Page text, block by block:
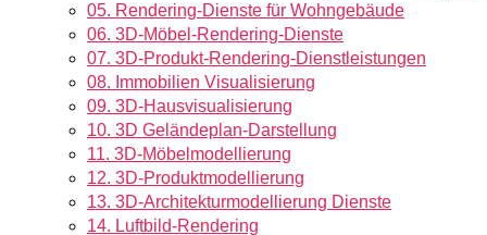
05. Rendering-Dienste für Wohngebäude
06. 3D-Möbel-Rendering-Dienste
07. 3D-Produkt-Rendering-Dienstleistungen
08. Immobilien Visualisierung
09. 3D-Hausvisualisierung
10. 3D Geländeplan-Darstellung
11. 3D-Möbelmodellierung
12. 3D-Produktmodellierung
13. 3D-Architekturmodellierung Dienste
14. Luftbild-Rendering